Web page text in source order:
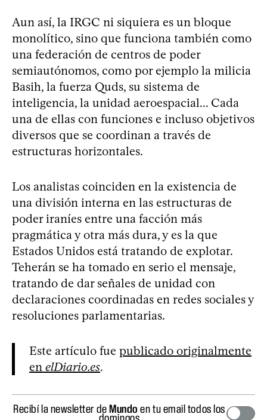
Aun así, la IRGC ni siquiera es un bloque
monolítico, sino que funciona también como
una federación de centros de poder
semiautónomos, como por ejemplo la milicia
Basih, la fuerza Quds, su sistema de
inteligencia, la unidad aeroespacial... Cada
una de ellas con funciones e incluso objetivos
diversos que se coordinan a través de
estructuras horizontales.
Los analistas coinciden en la existencia de
una división interna en las estructuras de
poder iraníes entre una facción más
pragmática y otra más dura, y es la que
Estados Unidos está tratando de explotar.
Teherán se ha tomado en serio el mensaje,
tratando de dar señales de unidad con
declaraciones coordinadas en redes sociales y
resoluciones parlamentarias.
Este artículo fue publicado originalmente
en elDiario.es.
Recibí la newsletter deMundo en tu email todos los